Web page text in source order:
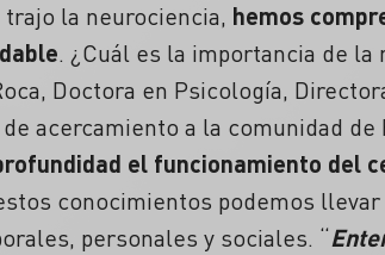
trajo la neurociencia, hemos
. ¿Cuál es la importancia de la
Doctora en Psicología,
acercamiento a la comunidad de
el funcionamiento del
conocimientos podemos llevar
personales y sociales. “